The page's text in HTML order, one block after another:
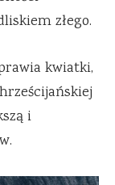
złego.
kwiatki,
i